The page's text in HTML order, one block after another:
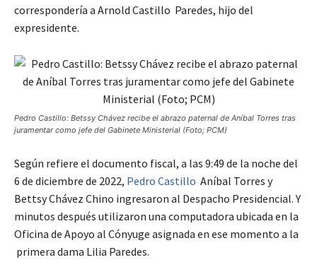
correspondería a Arnold Castillo Paredes, hijo del
expresidente.
Pedro Castillo: Betssy Chávez recibe el abrazo paternal de Aníbal Torres tras
juramentar como jefe del Gabinete Ministerial (Foto; PCM)
Según refiere el documento fiscal, a las 9:49 de la noche del
6 de diciembre de 2022, Pedro Castillo Aníbal Torres y
Bettsy Chávez Chino ingresaron al Despacho Presidencial. Y
minutos después utilizaron una computadora ubicada en la
Oficina de Apoyo al Cónyuge asignada en ese momento a la
primera dama Lilia Paredes.